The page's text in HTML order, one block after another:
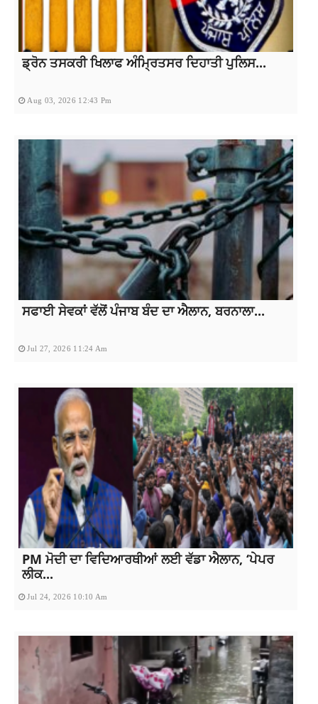
ਡ੍ਰੋਨ ਤਸਕਰੀ ਖਿਲਾਫ ਅੰਮ੍ਰਿਤਸਰ ਦਿਹਾਤੀ ਪੁਲਿਸ...
Aug 03, 2026 12:43 Pm
ਸਫਾਈ ਸੇਵਕਾਂ ਵੱਲੋਂ ਪੰਜਾਬ ਬੰਦ ਦਾ ਐਲਾਨ, ਬਰਨਾਲਾ...
Jul 27, 2026 11:24 Am
PM ਮੋਦੀ ਦਾ ਵਿਦਿਆਰਥੀਆਂ ਲਈ ਵੱਡਾ ਐਲਾਨ, ‘ਪੇਪਰ
ਲੀਕ...
Jul 24, 2026 10:10 Am